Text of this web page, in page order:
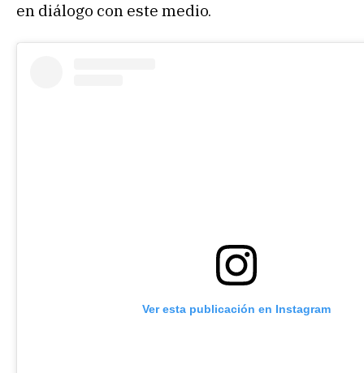
en diálogo con este medio.
Ver esta publicación en Instagram